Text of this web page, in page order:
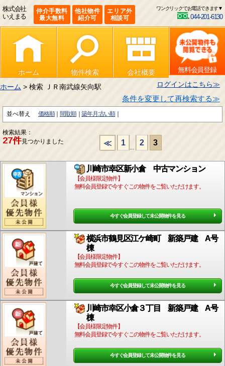
株式会社
いえまる
仲介手数料
最大無料
他社物件
紹介可
エリア外
相談可
ワンクリックでお電話できます▼
044-201-6130
ホーム 物件検索 会社概要
無料会員登録
ログインはこちら≫
ホーム > 検索 ＪＲ南武線矢向駅
条件を変更して再検索する≫
並べ替え 価格順 間取順 築年月:古い順
検索結果：
27件見つかりました ≪ 1
...
2 3
川崎市幸区新小倉 中古マンション
【会員様限定物件】
無料会員登録で今すぐこの物件をご覧いただけます。
今すぐ会員登録して未公開物件を見る
横浜市鶴見区江ケ崎町 新築戸建 A号
棟
【会員様限定物件】
無料会員登録で今すぐこの物件をご覧いただけます。
今すぐ会員登録して未公開物件を見る
川崎市幸区小倉３丁目 新築戸建 A号
棟
【会員様限定物件】
無料会員登録で今すぐこの物件をご覧いただけます。
今すぐ会員登録して未公開物件を見る